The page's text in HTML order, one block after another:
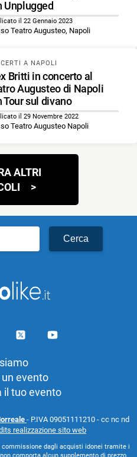
Unplugged
il 22 Gennaio 2023
Teatro Augusteo, Napoli
A NAPOLI
Britti in concerto al
Augusteo di Napoli
Tour sul divano
il 29 Novembre 2022
Teatro Augusteo Napoli
ALTRI
evento
il tuo evento
- P.IVA 09051111210 - cc nc nd
realizzazione sito web
commissione dagli acquisti idonei tramite i
comporta alcun supplemento di prezzo